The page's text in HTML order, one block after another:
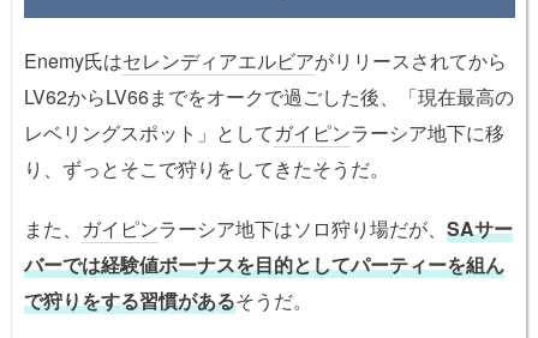
Enemy氏はセレンディアエルビアがリリースされてから
LV62からLV66までをオークで過ごした後、「現在最高の
レベリングスポット」としてガイピンラーシア地下に移
り、ずっとそこで狩りをしてきたそうだ。
また、 ガイピンラーシア地下はソロ狩り場だが、 SAサー
バーでは経験値ボーナスを目的としてパーティーを組ん
で狩りをする習慣があるそうだ。